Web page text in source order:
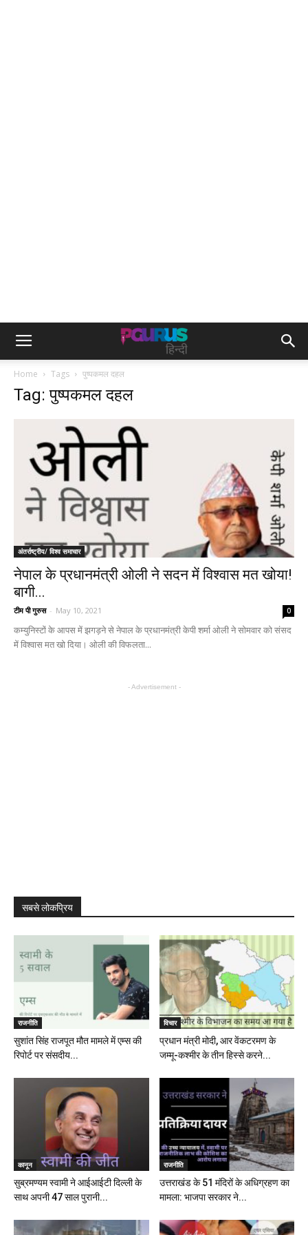
Home Tags पुष्पकमल दहल
Tag: पुष्पकमल दहल
अंतर्राष्ट्रीय/ विश्व समाचार
नेपाल के प्रधानमंत्री ओली ने सदन में विश्वास मत खोया!
बागी...
टीम पी गुरुस - May 10, 2021 0
कम्युनिस्टों के आपस में झगड़ने से नेपाल के प्रधानमंत्री केपी शर्मा ओली ने सोमवार को संसद
में विश्वास मत खो दिया। ओली की विफलता...
- Advertisement -
सबसे लोकप्रिय
राजनीति
सुशांत सिंह राजपूत मौत मामले में एम्स की
रिपोर्ट पर संसदीय...
विचार
प्रधान मंत्री मोदी, आर वेंकटरमण के
जम्मू-कश्मीर के तीन हिस्से करने...
कानून
सुब्रमण्यम स्वामी ने आईआईटी दिल्ली के
साथ अपनी 47 साल पुरानी...
राजनीति
उत्तराखंड के 51 मंदिरों के अधिग्रहण का
मामला: भाजपा सरकार ने...